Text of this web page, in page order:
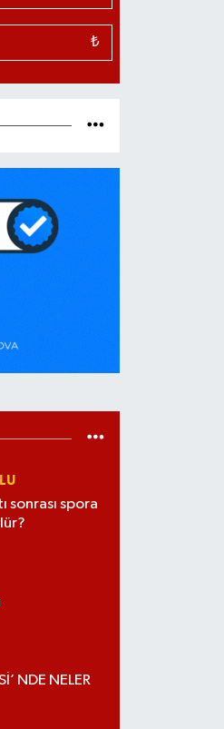
₺
sonrası spora
NDE NELER